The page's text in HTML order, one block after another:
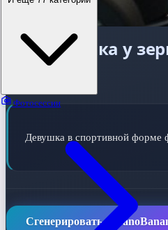
Фотосессии
Спортсменка у
Девушка в спортивной форме
Сгенерировать в